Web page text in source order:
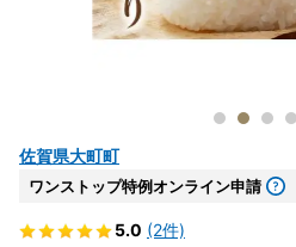
佐賀県大町町
ワンストップ特例オンライン申請
5.0 (2件)